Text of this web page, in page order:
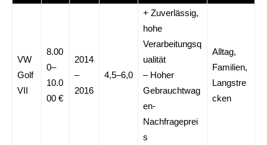
VW
Golf
VII
8.00
0–
10.0
00 €
2014
–
2016
4,5–6,0
+ Zuverlässig,
hohe
Verarbeitungsq
ualität
– Hoher
Gebrauchtwag
en-
Nachfrageprei
s
Alltag,
Familien,
Langstre
cken